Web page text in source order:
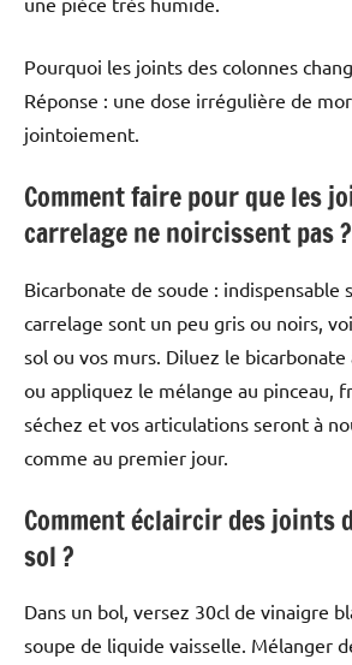
Pourquoi les joints des colonnes
Réponse : une dose irrégulière de
jointoiement.
Comment faire pour que les
carrelage ne noircissent pas ?
Bicarbonate de soude : indispensable
carrelage sont un peu gris ou noirs,
sol ou vos murs. Diluez le bicarbonate
ou appliquez le mélange au pinceau,
séchez et vos articulations seront à
comme au premier jour.
Comment éclaircir des joints
sol ?
Dans un bol, versez 30cl de vinaigre
soupe de liquide vaisselle. Mélanger